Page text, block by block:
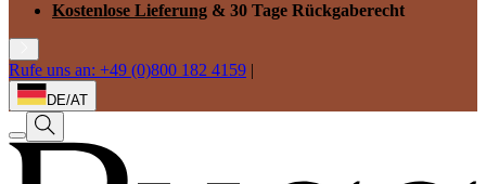
Kostenlose Lieferung & 30 Tage Rückgaberecht
Rufe uns an: +49 (0)800 182 4159 |
DE/AT